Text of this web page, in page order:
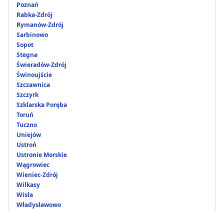
Poznań
Rabka-Zdrój
Rymanów-Zdrój
Sarbinowo
Sopot
Stegna
Świeradów-Zdrój
Świnoujście
Szczawnica
Szczyrk
Szklarska Poręba
Toruń
Tuczno
Uniejów
Ustroń
Ustronie Morskie
Wągrowiec
Wieniec-Zdrój
Wilkasy
Wisła
Władysławowo